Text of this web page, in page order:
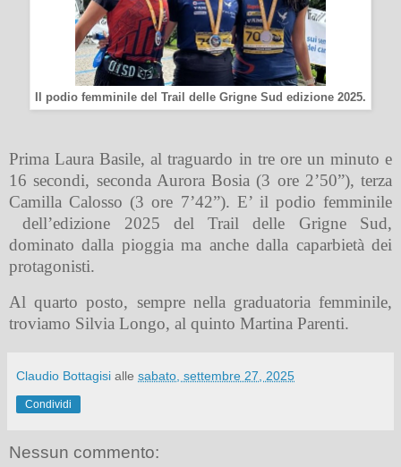
Il podio femminile del Trail delle Grigne Sud edizione 2025.
Prima Laura Basile, al traguardo in tre ore un minuto e
16 secondi, seconda Aurora Bosia (3 ore 2’50”), terza
Camilla Calosso (3 ore 7’42”). E’ il podio femminile
dell’edizione 2025 del Trail delle Grigne Sud,
dominato dalla pioggia ma anche dalla caparbietà dei
protagonisti.
Al quarto posto, sempre nella graduatoria femminile,
troviamo Silvia Longo, al quinto Martina Parenti.
Claudio Bottagisi alle sabato, settembre 27, 2025
Condividi
Nessun commento: